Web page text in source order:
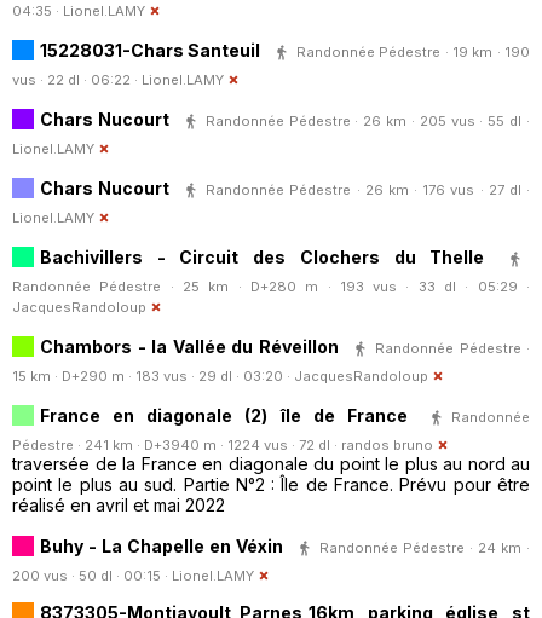
04:35 · Lionel.LAMY
15228031-Chars Santeuil
Randonnée Pédestre · 19 km · 190
vus · 22 dl · 06:22 · Lionel.LAMY
Chars Nucourt
Randonnée Pédestre · 26 km · 205 vus · 55 dl ·
Lionel.LAMY
Chars Nucourt
Randonnée Pédestre · 26 km · 176 vus · 27 dl ·
Lionel.LAMY
Bachivillers - Circuit des Clochers du Thelle
Randonnée Pédestre · 25 km · D+280 m · 193 vus · 33 dl · 05:29 ·
JacquesRandoloup
Chambors - la Vallée du Réveillon
Randonnée Pédestre ·
15 km · D+290 m · 183 vus · 29 dl · 03:20 · JacquesRandoloup
France en diagonale (2) île de France
Randonnée
Pédestre · 241 km · D+3940 m · 1224 vus · 72 dl · randos bruno
traversée de la France en diagonale du point le plus au nord au
point le plus au sud. Partie N°2 : Île de France. Prévu pour être
réalisé en avril et mai 2022
Buhy - La Chapelle en Véxin
Randonnée Pédestre · 24 km ·
200 vus · 50 dl · 00:15 · Lionel.LAMY
8373305-Montjavoult_Parnes_16km parking église st